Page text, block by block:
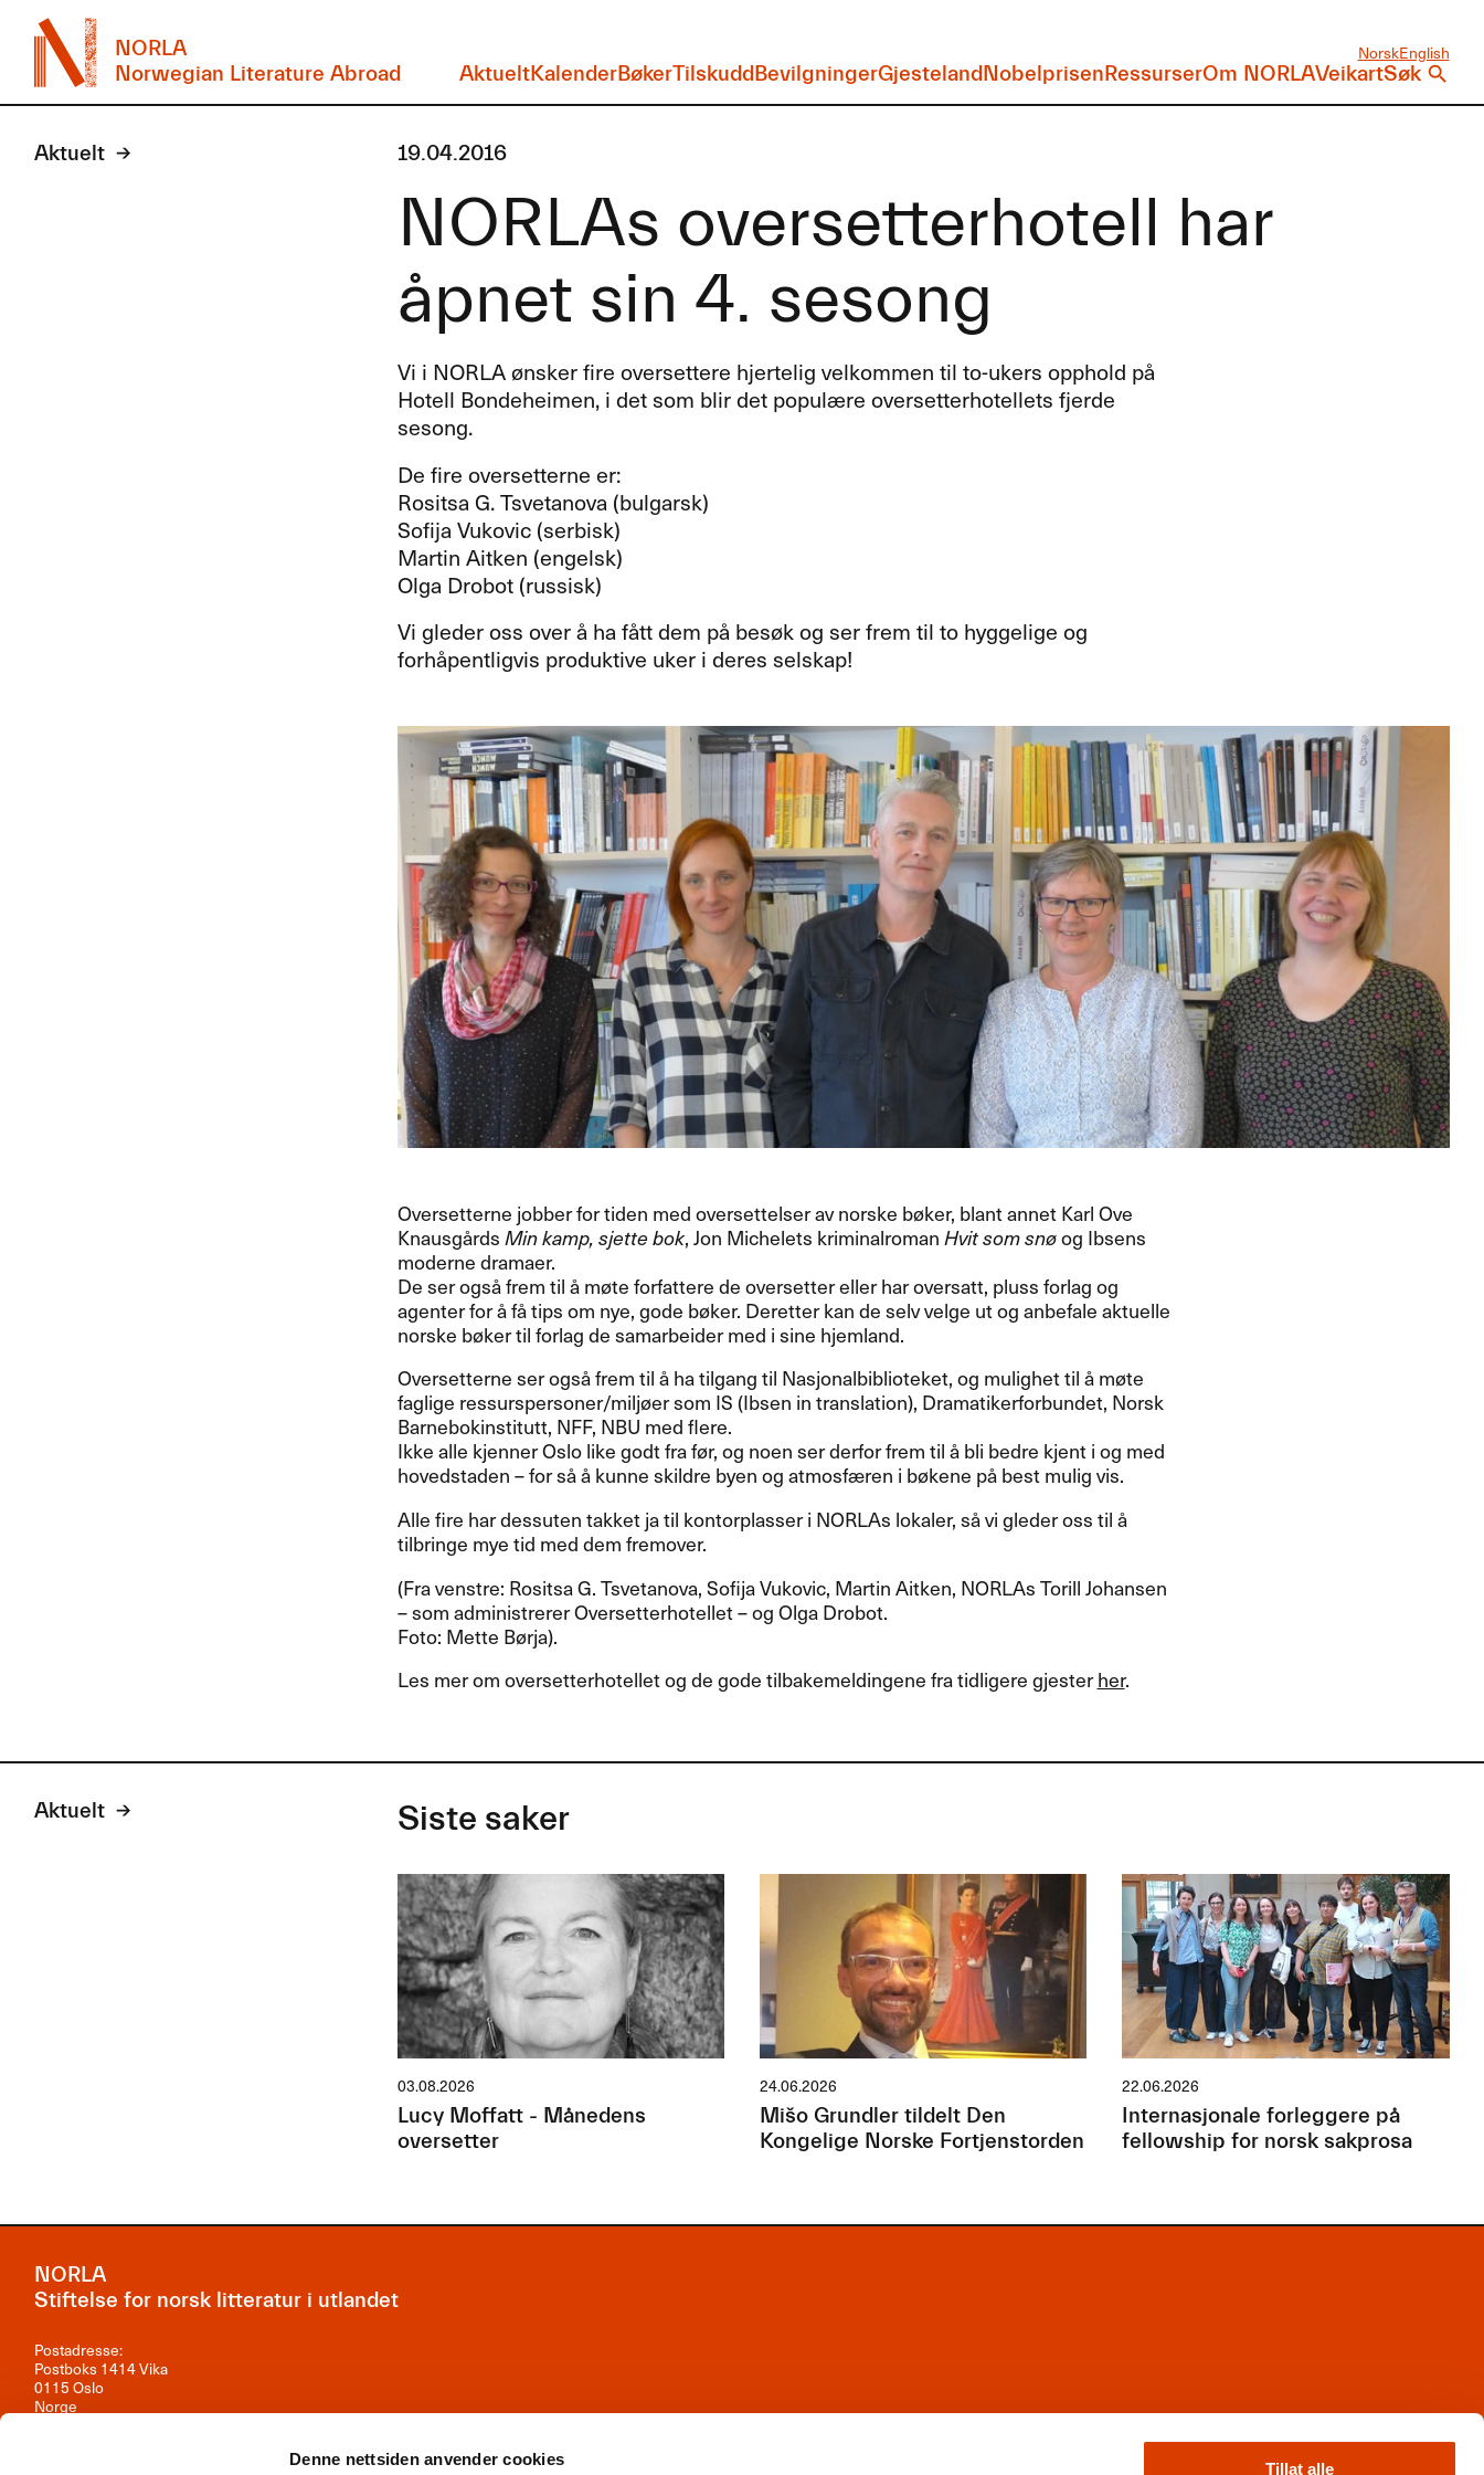
Denne nettsiden anvender cookies
Tillat alle
NORLA
Norwegian Literature Abroad
NorskEnglish
AktueltKalenderBøkerTilskuddBevilgningerGjestelandNobelprisenRessurserOm NORLAVeikartSøk
Aktuelt 19.04.2016
NORLAs oversetterhotell har
åpnet sin 4. sesong
Vi i NORLAønsker fire oversettere hjertelig velkommen til to-ukers opphold på
Hotell Bondeheimen, i det som blir det populære oversetterhotellets fjerde
sesong.
De fire oversetterne er:
Rositsa G. Tsvetanova (bulgarsk)
Sofija Vukovic (serbisk)
Martin Aitken (engelsk)
Olga Drobot (russisk)
Vi gleder oss over å ha fått dem på besøk og ser frem til to hyggelige og
forhåpentligvis produktive uker i deres selskap!
Oversetterne jobber for tiden med oversettelser av norske bøker, blant annet Karl Ove
KnausgårdsMin kamp, sjette bok, Jon Michelets kriminalromanHvit som snøog Ibsens
moderne dramaer.
De ser også frem til å møte forfattere de oversetter eller har oversatt, pluss forlag og
agenter for å få tips om nye, gode bøker. Deretter kan de selv velge ut og anbefale aktuelle
norske bøker til forlag de samarbeider med i sine hjemland.
Oversetterne ser også frem til å ha tilgang til Nasjonalbiblioteket, og mulighet til å møte
faglige ressurspersoner/miljøer som IS (Ibsen in translation), Dramatikerforbundet, Norsk
Barnebokinstitutt, NFF, NBU med flere.
Ikke alle kjenner Oslo like godt fra før, og noen ser derfor frem til å bli bedre kjent i og med
hovedstaden – for så å kunne skildre byen og atmosfæren i bøkene på best mulig vis.
Alle fire har dessuten takket ja til kontorplasser i NORLAs lokaler, så vi gleder oss til å
tilbringe mye tid med dem fremover.
(Fra venstre: Rositsa G. Tsvetanova, Sofija Vukovic, Martin Aitken, NORLAs Torill Johansen
– som administrerer Oversetterhotellet – og Olga Drobot.
Foto: Mette Børja).
Les mer om oversetterhotellet og de gode tilbakemeldingene fra tidligere gjesterher.
Aktuelt Siste saker
03.08.2026
Lucy Moffatt - Månedens
oversetter
24.06.2026
Mišo Grundler tildelt Den
Kongelige Norske Fortjenstorden
22.06.2026
Internasjonale forleggere på
fellowship for norsk sakprosa
NORLA
Stiftelse for norsk litteratur i utlandet
Postadresse:
Postboks 1414 Vika
0115 Oslo
Norge